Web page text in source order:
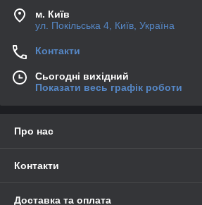
м. Київ
ул. Покільська 4, Київ, Україна
Контакти
Сьогодні вихідний
Показати весь графік роботи
Про нас
Контакти
Доставка та оплата